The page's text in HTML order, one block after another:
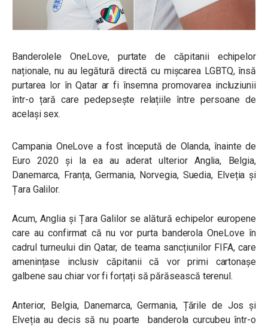
Banderolele OneLove, purtate de căpitanii echipelor
naționale, nu au legătură directă cu mișcarea LGBTQ, însă
purtarea lor în Qatar ar fi însemna promovarea incluziunii
într-o țară care pedepsește relațiile între persoane de
același sex.
Campania OneLove a fost începută de Olanda, înainte de
Euro 2020 și la ea au aderat ulterior Anglia, Belgia,
Danemarca, Franța, Germania, Norvegia, Suedia, Elveția și
Țara Galilor.
Acum, Anglia și Țara Galilor se alătură echipelor europene
care au confirmat că nu vor purta banderola OneLove în
cadrul turneului din Qatar, de teama sancțiunilor FIFA, care
amenințase inclusiv căpitanii că vor primi cartonașe
galbene sau chiar vor fi forțați să părăsească terenul.
Anterior, Belgia, Danemarca, Germania, Țările de Jos și
Elveția au decis să nu poarte banderola curcubeu într-o